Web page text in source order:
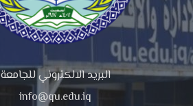
البريد الالكتروني للجامعة
info@qu.edu.iq